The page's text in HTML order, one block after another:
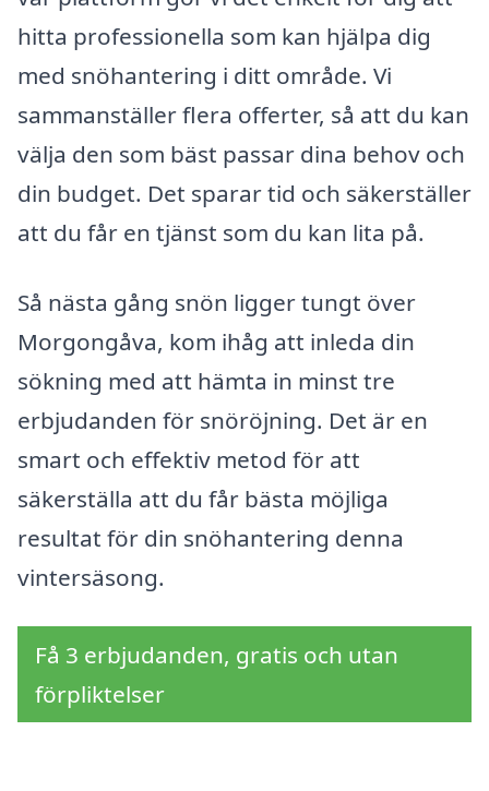
hitta professionella som kan hjälpa dig
med snöhantering i ditt område. Vi
sammanställer flera offerter, så att du kan
välja den som bäst passar dina behov och
din budget. Det sparar tid och säkerställer
att du får en tjänst som du kan lita på.
Så nästa gång snön ligger tungt över
Morgongåva, kom ihåg att inleda din
sökning med att hämta in minst tre
erbjudanden för snöröjning. Det är en
smart och effektiv metod för att
säkerställa att du får bästa möjliga
resultat för din snöhantering denna
vintersäsong.
Få 3 erbjudanden, gratis och utan
förpliktelser